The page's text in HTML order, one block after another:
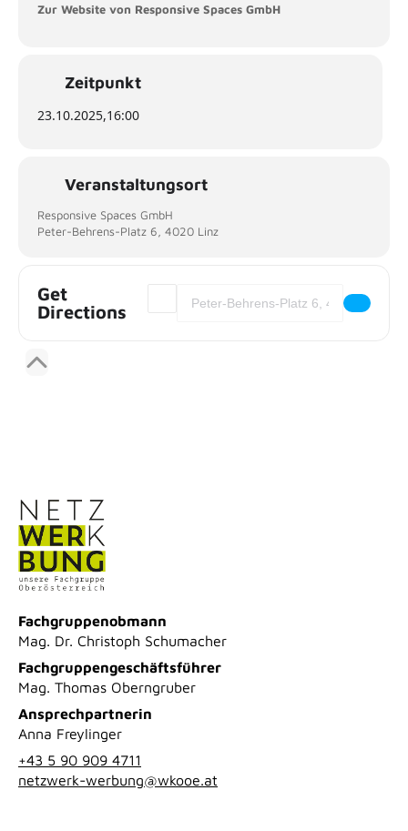
Zur Website von Responsive Spaces GmbH
Zeitpunkt
23.10.2025,16:00
Veranstaltungsort
Responsive Spaces GmbH
Peter-Behrens-Platz 6, 4020 Linz
Get
Directions
Responsive Spaces GmbH LÄDT EIN
Destination Address - Better2Gether
Responsive Spaces GmbH LÄDT EIN
Fachgruppenobmann
Mag. Dr. Christoph Schumacher
Fachgruppengeschäftsführer
Mag. Thomas Oberngruber
Ansprechpartnerin
Anna Freylinger
+43 5 90 909 4711
netzwerk-werbung@wkooe.at